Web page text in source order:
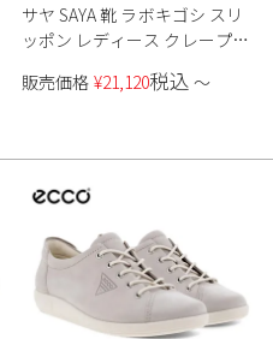
サヤ SAYA 靴 ラボキゴシ スリ
ッポン レディース クレープ本
ラウンドトウ プラット製法 日
販売価格 ¥21,120税込 〜